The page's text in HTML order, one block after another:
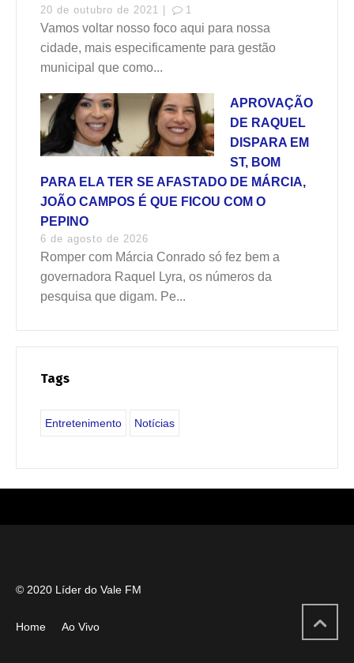
20 de outubro de 2021 | 1
Vamos voltar nosso foco aqui para nossa
cidade, mais especificamente para gestão
municipal que como...
APROVAÇÃO
DE RAQUEL
DISPARA EM
ST, BOM
PARA ELA TER SE AFASTADO DE MÁRCIA,
JOÃO CAMPOS É QUE FICOU COM O
PEPINO
6 de agosto de 2026
Romper com Márcia Conrado só fez bem a
governadora Raquel Lyra, os números da
pesquisa que digam. Pe...
Tags
Entretenimento Notícias
© 2020 Líder do Vale FM
Home Ao Vivo